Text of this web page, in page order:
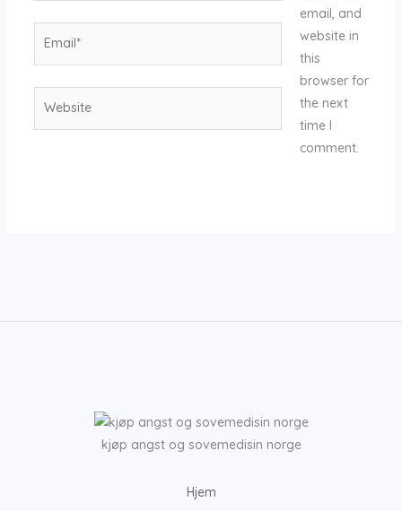
email, and
website in
this
browser for
the next
time I
comment.
kjøp angst og sovemedisin norge
Hjem